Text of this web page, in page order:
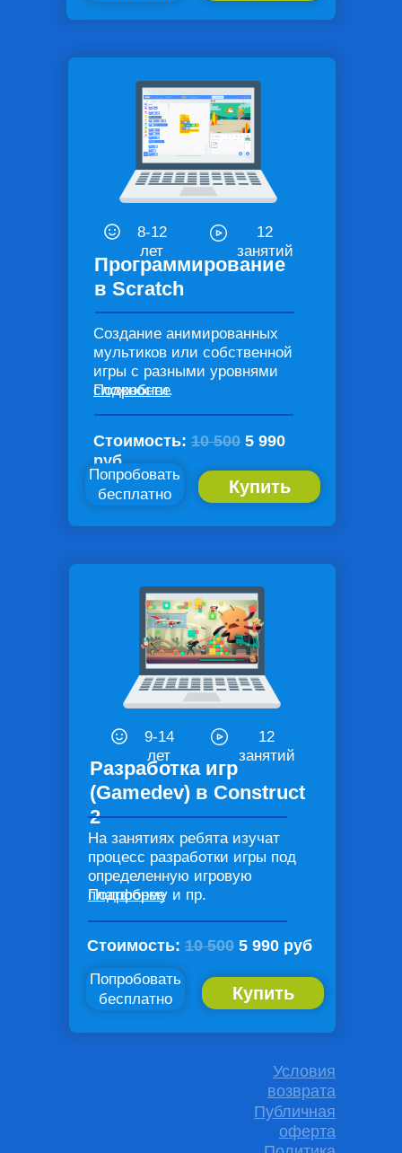
Программирование
в Scratch
8-12
лет
12
занятий
Создание анимированных
мультиков или собственной
игры с разными уровнями
сложности.
Разработка игр
(Gamedev) в Construct
2
9-14
лет
12
занятий
На занятиях ребята изучат
процесс разработки игры под
определенную игровую
платформу и пр.
Купить
Стоимость: 10 500 5 990
руб
Подробнее
Попробовать
бесплатно
Купить
Стоимость: 10 500 5 990 руб
Подробнее
Публичная
оферта
Условия
возврата
Попробовать
бесплатно